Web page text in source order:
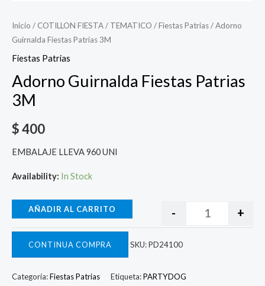
Inicio / COTILLON FIESTA/ TEMATICO /Fiestas Patrias/ Adorno
Guirnalda Fiestas Patrias 3M
Fiestas Patrias
Adorno Guirnalda Fiestas Patrias
3M
$400
EMBALAJE LLEVA 960 UNI
Availability: In Stock
- +
AÑADIR AL CARRITO
CONTINUA COMPRA SKU:PD24100
Categoría:Fiestas Patrias Etiqueta:PARTYDOG